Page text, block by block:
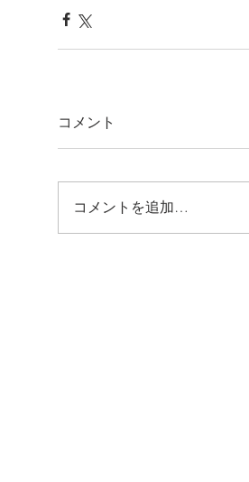
コメント
コメントを追加…